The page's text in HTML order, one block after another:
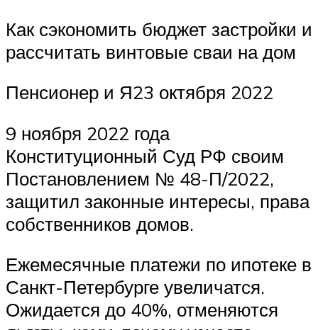
Как сэкономить бюджет застройки и
рассчитать винтовые сваи на дом
Пенсионер и Я23 октября 2022
9 ноября 2022 года
Конституционный Суд РФ своим
Постановлением № 48-П/2022,
защитил законные интересы, права
собственников домов.
Ежемесячные платежи по ипотеке в
Санкт-Петербурге увеличатся.
Ожидается до 40%, отменяются